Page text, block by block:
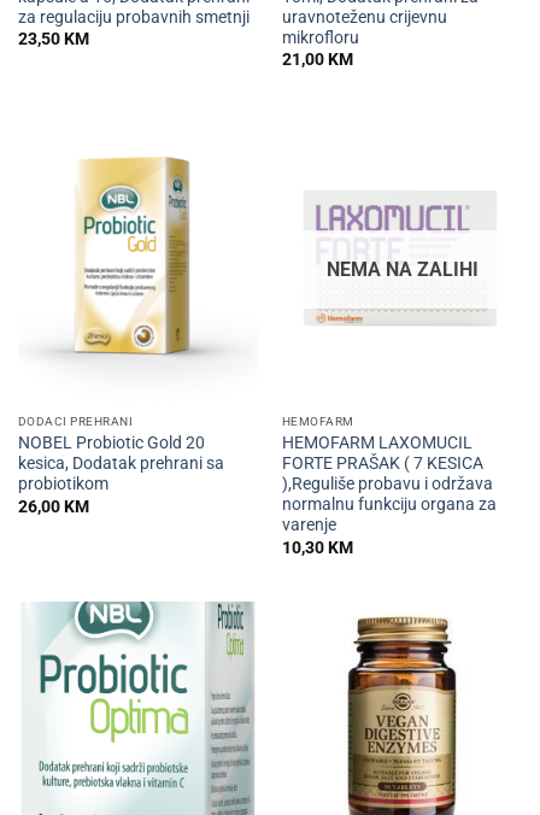
za regulaciju probavnih smetnji
23,50KM
uravnoteženu crijevnu
mikrofloru
21,00KM
DODACI PREHRANI
NOBEL Probiotic Gold 20
kesica, Dodatak prehrani sa
probiotikom
26,00KM
NEMA NA ZALIHI
HEMOFARM
HEMOFARM LAXOMUCIL
FORTE PRAŠAK ( 7 KESICA
),Reguliše probavu i održava
normalnu funkciju organa za
varenje
10,30KM